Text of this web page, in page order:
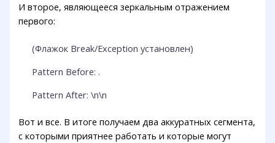
И второе, являющееся зеркальным отражением
первого:
(Флажок Break/Exception установлен)
Pattern Before: .
Pattern After: \n\n
Вот и все. В итоге получаем два аккуратных сегмента,
с которыми приятнее работать и которые могут